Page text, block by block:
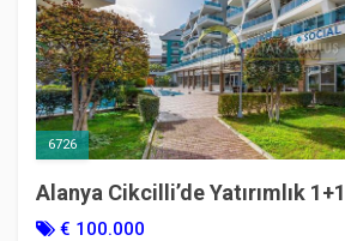
6726
Alanya Cikcilli’de Yatırımlık
Nova Residence
€ 100.000